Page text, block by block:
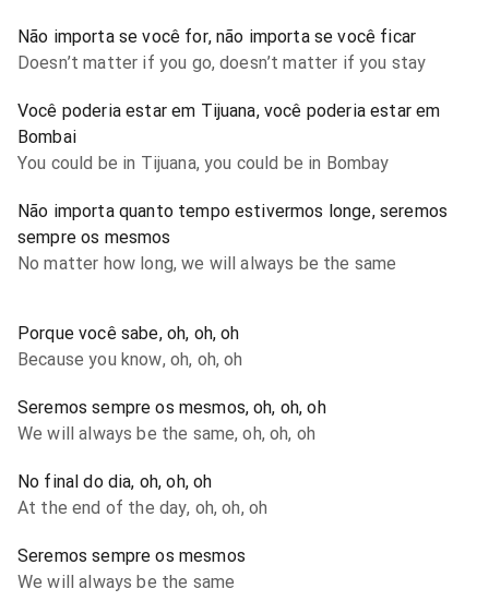
Não importa se você for, não importa se você ficar
Doesn’t matter if you go, doesn’t matter if you stay
Você poderia estar em Tijuana, você poderia estar em
Bombai
You could be in Tijuana, you could be in Bombay
Não importa quanto tempo estivermos longe, seremos
sempre os mesmos
No matter how long, we will always be the same
Porque você sabe, oh, oh, oh
Because you know, oh, oh, oh
Seremos sempre os mesmos, oh, oh, oh
We will always be the same, oh, oh, oh
No final do dia, oh, oh, oh
At the end of the day, oh, oh, oh
Seremos sempre os mesmos
We will always be the same